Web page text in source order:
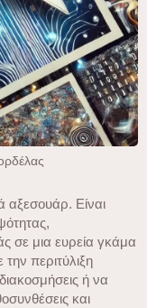
αξεσουάρ. Είναι
σε μια ευρεία γκάμα
περιτύλιξη
ή να
και